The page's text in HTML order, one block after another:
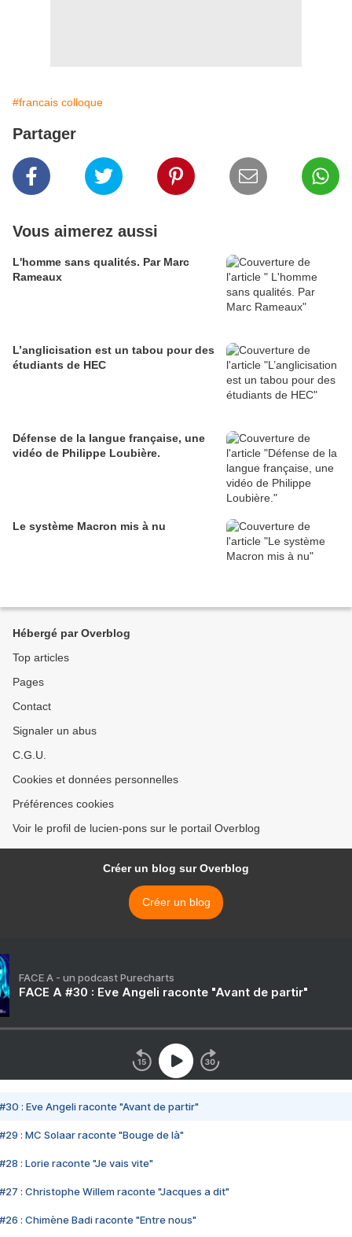
#francais colloque
Partager
Vous aimerez aussi
L'homme sans qualités. Par Marc
Rameaux
L’anglicisation est un tabou pour des
étudiants de HEC
Défense de la langue française, une
vidéo de Philippe Loubière.
Le système Macron mis à nu
Hébergé par Overblog
Top articles
Pages
Contact
Signaler un abus
C.G.U.
Cookies et données personnelles
Préférences cookies
Voir le profil de lucien-pons sur le portail Overblog
Créer un blog sur Overblog
Créer un blog
FACE A - un podcast Purecharts
FACE A #30 : Eve Angeli raconte "Avant de partir"
#30 : Eve Angeli raconte "Avant de partir"
#29 : MC Solaar raconte "Bouge de là"
#28 : Lorie raconte "Je vais vite"
#27 : Christophe Willem raconte "Jacques a dit"
#26 : Chimène Badi raconte "Entre nous"